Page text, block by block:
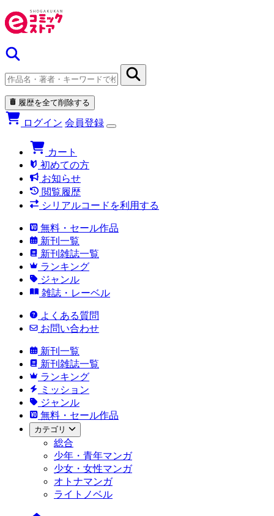
履歴を全て削除する
ログイン 会員登録
カート
初めての方
お知らせ
閲覧履歴
シリアルコードを利用する
無料・セール作品
新刊一覧
新刊雑誌一覧
ランキング
ジャンル
雑誌・レーベル
よくある質問
お問い合わせ
新刊一覧
新刊雑誌一覧
ランキング
ミッション
ジャンル
無料・セール作品
カテゴリ
総合
少年・青年マンガ
少女・女性マンガ
オトナマンガ
ライトノベル